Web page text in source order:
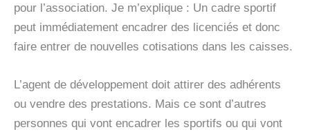
pour l’association. Je m’explique : Un cadre sportif
peut immédiatement encadrer des licenciés et donc
faire entrer de nouvelles cotisations dans les caisses.
L’agent de développement doit attirer des adhérents
ou vendre des prestations. Mais ce sont d’autres
personnes qui vont encadrer les sportifs ou qui vont